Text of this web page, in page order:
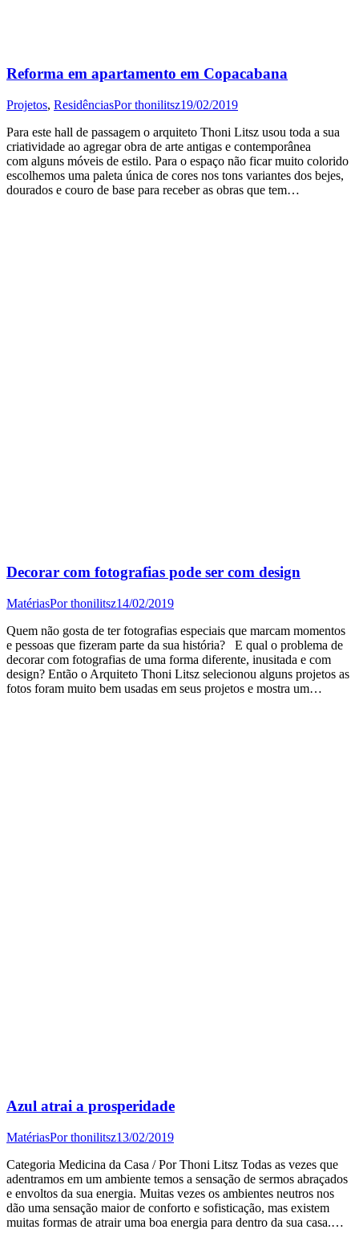
Reforma em apartamento em Copacabana
Projetos, ResidênciasPorthonilitsz19/02/2019
Para este hall de passagem o arquiteto Thoni Litsz usou toda a sua
criatividade ao agregar obra de arte antigas e contemporânea
com alguns móveis de estilo. Para o espaço não ficar muito colorido
escolhemos uma paleta única de cores nos tons variantes dos bejes,
dourados e couro de base para receber as obras que tem…
Decorar com fotografias pode ser com design
MatériasPorthonilitsz14/02/2019
Quem não gosta de ter fotografias especiais que marcam momentos
e pessoas que fizeram parte da sua história? E qual o problema de
decorar com fotografias de uma forma diferente, inusitada e com
design? Então o Arquiteto Thoni Litsz selecionou alguns projetos as
fotos foram muito bem usadas em seus projetos e mostra um…
Azul atrai a prosperidade
MatériasPorthonilitsz13/02/2019
Categoria Medicina da Casa / Por Thoni Litsz Todas as vezes que
adentramos em um ambiente temos a sensação de sermos abraçados
e envoltos da sua energia. Muitas vezes os ambientes neutros nos
dão uma sensação maior de conforto e sofisticação, mas existem
muitas formas de atrair uma boa energia para dentro da sua casa.…